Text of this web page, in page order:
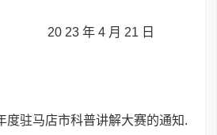
20 23 年 4 月 21 日
度驻马店市科普讲解大赛的通知.